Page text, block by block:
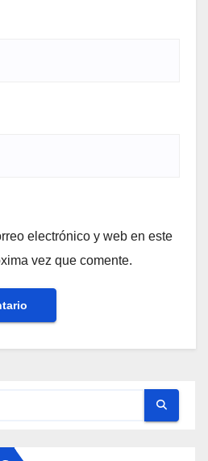
electrónico y web en este
vez que comente.